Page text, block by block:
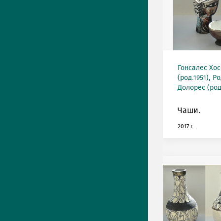
Гонсалес
(род.1951),
Долорес
Чаши.
2017 г.